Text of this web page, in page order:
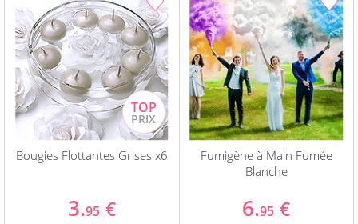
Bougies Flottantes Grises x6
3.95 €
Fumigène à Main Fumée
Blanche
6.95 €